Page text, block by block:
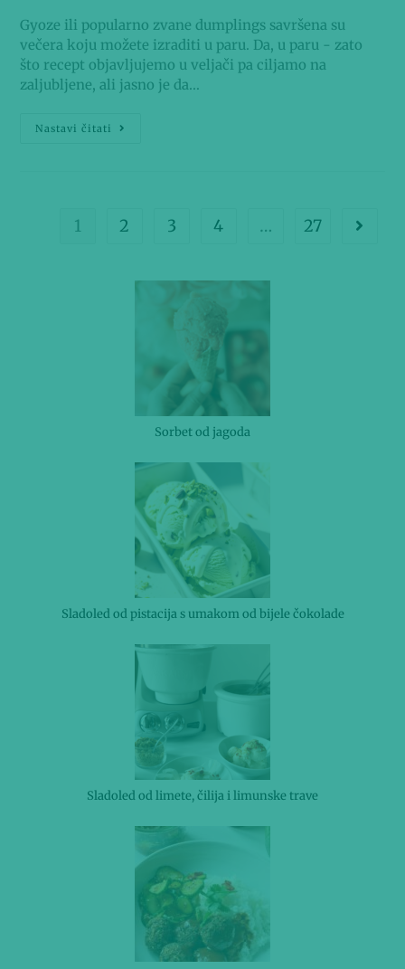
Gyoze ili popularno zvane dumplings savršena su
večera koju možete izraditi u paru. Da, u paru - zato
što recept objavljujemo u veljači pa ciljamo na
zaljubljene, ali jasno je da…
Nastavi čitati
1 2 3 4 … 27
Sorbet od jagoda
Sladoled od pistacija s umakom od bijele čokolade
Sladoled od limete, čilija i limunske trave